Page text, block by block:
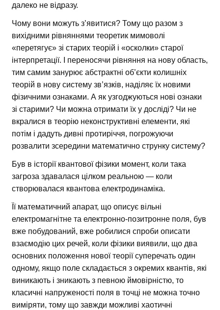
далеко не відразу.
Чому вони можуть з’явитися? Тому що разом з
вихідними рівняннями теоретик мимоволі
«перетягує» зі старих теорій і «осколки» старої
інтерпретації. І переносячи рівняння на нову область,
тим самим занурює абстрактні об’єкти колишніх
теорій в нову систему зв’язків, наділяє їх новими
фізичними ознаками. А як узгоджуються нові ознаки
зі старими? Чи можна отримати їх у досліді? Чи не
вкралися в теорію неконструктивні елементи, які
потім і дадуть дивні протиріччя, погрожуючи
розвалити зсередини математично струнку систему?
Був в історії квантової фізики момент, коли така
загроза здавалася цілком реальною — коли
створювалася квантова електродинаміка.
Її математичний апарат, що описує вільні
електромагнітне та електронно-позитронне поля, був
вже побудований, вже робилися спроби описати
взаємодію цих речей, коли фізики виявили, що два
основних положення нової теорії суперечать один
одному, якщо поле складається з окремих квантів, які
виникають і зникають з певною ймовірністю, то
класичні напруженості поля в точці не можна точно
виміряти, тому що завжди можливі хаотичні